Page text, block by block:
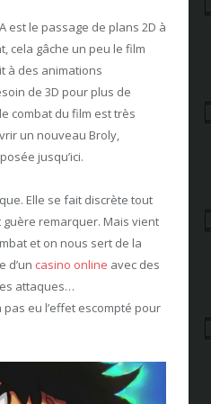
est le passage de plans 2D à
cela gâche un peu le film
à des animations
de 3D pour plus de
combat du film est très
un nouveau Broly,
jusqu’ici.
Elle se fait discrète tout
remarquer. Mais vient
et on nous sert de la
d’un casino online avec des
attaques…
eu l’effet escompté pour